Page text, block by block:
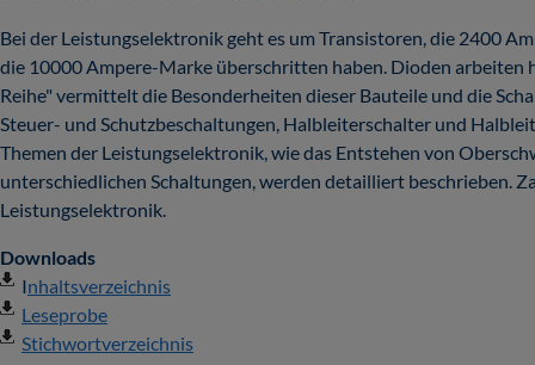
Bei der Leistungselektronik geht es um Transistoren, die 2400
die 10000 Ampere-Marke überschritten haben. Dioden arbeiten
Reihe" vermittelt die Besonderheiten dieser Bauteile und die
Steuer- und Schutzbeschaltungen, Halbleiterschalter und
Themen der Leistungselektronik, wie das Entstehen von
unterschiedlichen Schaltungen, werden detailliert beschrieben.
Leistungselektronik.
Downloads
Inhaltsverzeichnis
Leseprobe
Stichwortverzeichnis